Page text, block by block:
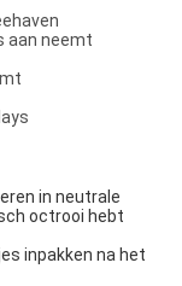
aan neemt
in neutrale
octrooi hebt
inpakken na het